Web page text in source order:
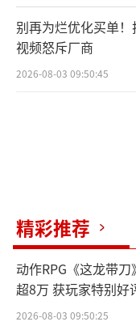
O的言论却在社
象。
未来，《无
别再为烂优化买单
视频怒斥厂商
2026-08-03 09:50:45
精彩推荐
动作RPG《这龙带
超8万 获玩家特别好
2026-08-03 09:50:25